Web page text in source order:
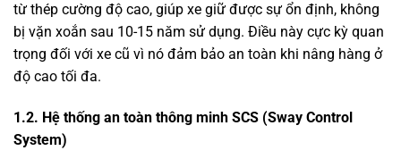
từ thép cường độ cao, giúp xe giữ được sự ổn định, không
bị vặn xoắn sau 10-15 năm sử dụng. Điều này cực kỳ quan
trọng đối với xe cũ vì nó đảm bảo an toàn khi nâng hàng ở
độ cao tối đa.
1.2. Hệ thống an toàn thông minh SCS (Sway Control
System)